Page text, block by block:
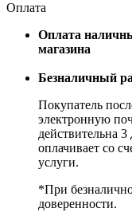
Оплата
Оплата
магазина
Безналичный
Покупатель
электронную
действительна
оплачивает со
услуги.
*При
доверенности.